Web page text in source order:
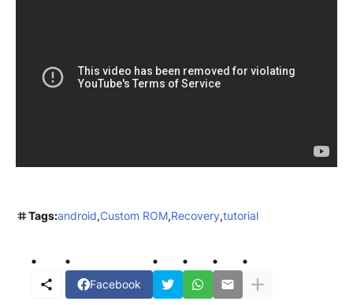
Tags:android Custom ROM Recovery tutorial
Facebook